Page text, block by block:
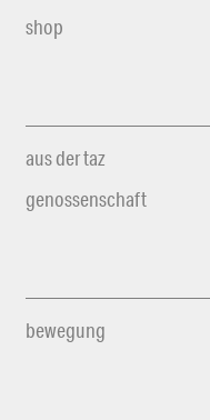
shop
aus der taz
genossenschaft
bewegung